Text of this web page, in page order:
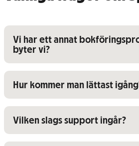
Visa/dölj innehåll för
Vi har ett annat
byter vi?
Visa/dölj innehåll för
Hur kommer man lättast
Visa/dölj innehåll för
Vilken slags support ingår?